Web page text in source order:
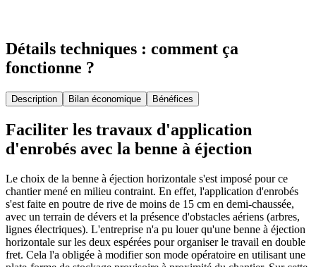
Détails techniques : comment ça
fonctionne ?
Description Bilan économique Bénéfices
Faciliter les travaux d'application
d'enrobés avec la benne à éjection
Le choix de la benne à éjection horizontale s'est imposé pour ce
chantier mené en milieu contraint. En effet, l'application d'enrobés
s'est faite en poutre de rive de moins de 15 cm en demi-chaussée,
avec un terrain de dévers et la présence d'obstacles aériens (arbres,
lignes électriques). L'entreprise n'a pu louer qu'une benne à éjection
horizontale sur les deux espérées pour organiser le travail en double
fret. Cela l'a obligée à modifier son mode opératoire en utilisant une